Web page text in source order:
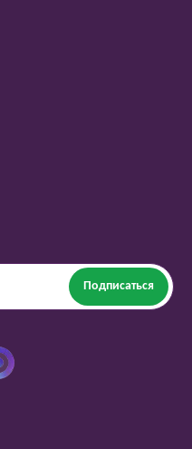
Подписаться